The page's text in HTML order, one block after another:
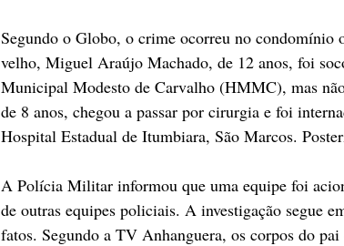
Segundo o Globo, o crime ocorreu no
velho, Miguel Araújo Machado, de 12 anos, foi
Municipal Modesto de Carvalho (HMMC), mas
de 8 anos, chegou a passar por cirurgia e foi
Hospital Estadual de Itumbiara, São Marcos.
A Polícia Militar informou que uma equipe foi
de outras equipes policiais. A investigação segue
fatos. Segundo a TV Anhanguera, os corpos do